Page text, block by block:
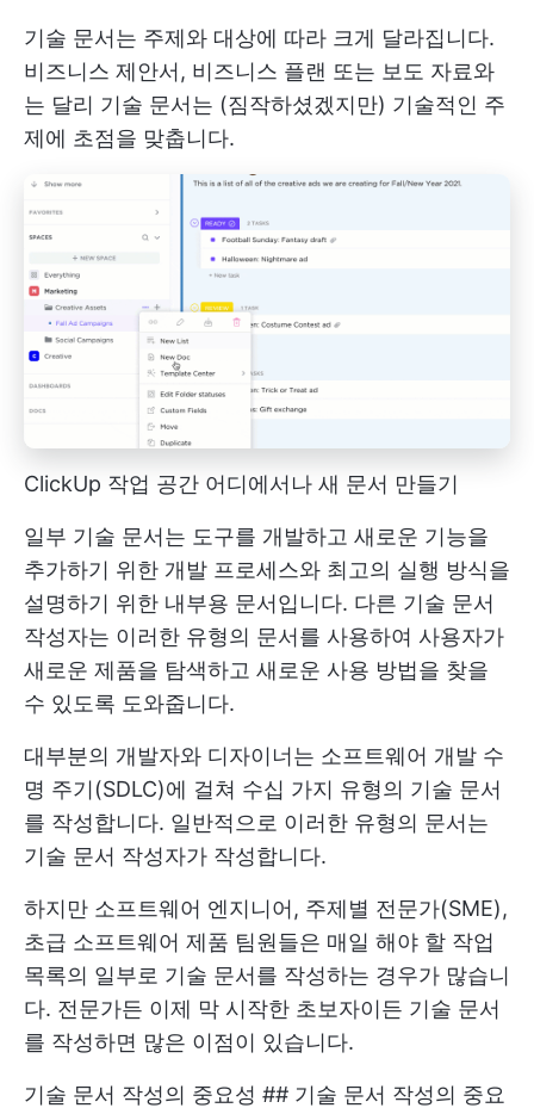
기술 문서는 주제와 대상에 따라 크게 달라집니다.
비즈니스 제안서, 비즈니스 플랜 또는 보도 자료와
는 달리 기술 문서는 (짐작하셨겠지만) 기술적인 주
제에 초점을 맞춥니다.
ClickUp 작업 공간 어디에서나 새 문서 만들기
일부 기술 문서는 도구를 개발하고 새로운 기능을
추가하기 위한 개발 프로세스와 최고의 실행 방식을
설명하기 위한 내부용 문서입니다. 다른 기술 문서
작성자는 이러한 유형의 문서를 사용하여 사용자가
새로운 제품을 탐색하고 새로운 사용 방법을 찾을
수 있도록 도와줍니다.
대부분의 개발자와 디자이너는 소프트웨어 개발 수
명 주기(SDLC)에 걸쳐 수십 가지 유형의 기술 문서
를 작성합니다. 일반적으로 이러한 유형의 문서는
기술 문서 작성자가 작성합니다.
하지만 소프트웨어 엔지니어, 주제별 전문가(SME),
초급 소프트웨어 제품 팀원들은 매일 해야 할 작업
목록의 일부로 기술 문서를 작성하는 경우가 많습니
다. 전문가든 이제 막 시작한 초보자이든 기술 문서
를 작성하면 많은 이점이 있습니다.
기술 문서 작성의 중요성 ## 기술 문서 작성의 중요